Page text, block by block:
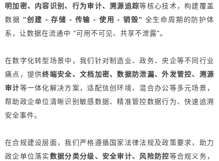
明加密、内容识别、行为审计、溯源追踪等核心技术，构建覆盖
数据“创建 - 存储 - 传输 - 使用 - 销毁” 全生命周期的防护体
系，让数据在流通中 “可用不可见、共享不泄露”。
在数字化转型场景中，我们针对制造业、政务、央企等不同行业
痛点，提供终端安全、文档加密、数据防泄漏、外发管控、溯源
审计等一体化解决方案，适配信创环境、混合办公等多元场景，
帮助政企单位清晰识别敏感数据、精准管控数据行为、快速追溯
安全事件。
在合规建设层面，我们严格遵循国家法律法规及政策要求，助力
政企单位落实数据分类分级、安全审计、风险防控等合规义务，